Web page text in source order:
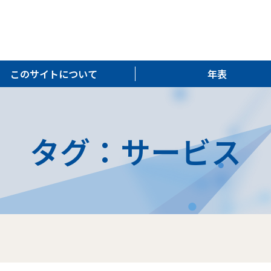
このサイトについて 年表
タグ：サービス